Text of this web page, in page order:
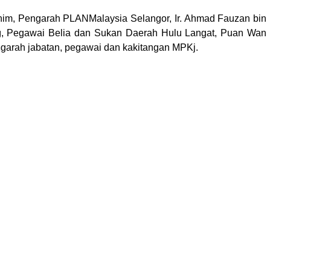
Pengarah PLANMalaysia Selangor, Ir. Ahmad Fauzan bin
Belia dan Sukan Daerah Hulu Langat, Puan Wan
jabatan, pegawai dan kakitangan MPKj.